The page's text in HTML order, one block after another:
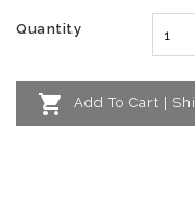
Quantity
 Add To Cart |